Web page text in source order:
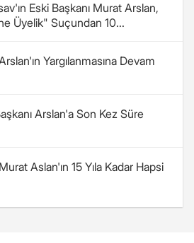
Eski Başkanı Murat Arslan,
Üyelik" Suçundan 10...
Yargılanmasına Devam
Arslan'a Son Kez Süre
Aslan'ın 15 Yıla Kadar Hapsi